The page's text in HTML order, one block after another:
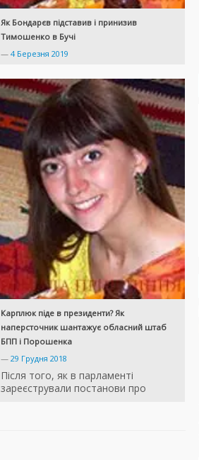
Як Бондарєв підставив і принизив
Тимошенко в Бучі
— 4 Березня 2019
Карплюк піде в президенти? Як
наперсточник шантажує обласний штаб
БПП і Порошенка
— 29 Грудня 2018
Після того, як в парламенті
зареєстрували постанови про